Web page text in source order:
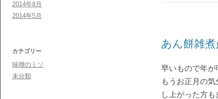
あん餅雑煮
早いもので年
もうお正月の
し上がった方
2014年8月
2014年5月
カテゴリー
味噌のミソ
未分類